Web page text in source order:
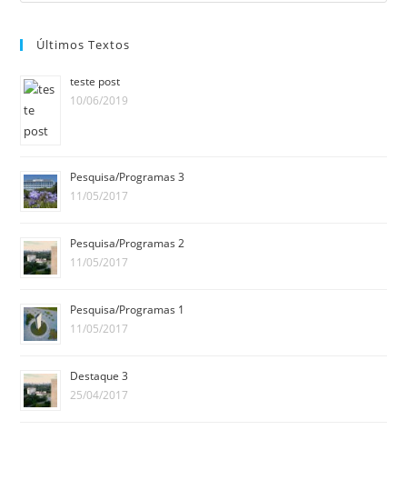
Últimos Textos
teste post
10/06/2019
Pesquisa/Programas 3
11/05/2017
Pesquisa/Programas 2
11/05/2017
Pesquisa/Programas 1
11/05/2017
Destaque 3
25/04/2017